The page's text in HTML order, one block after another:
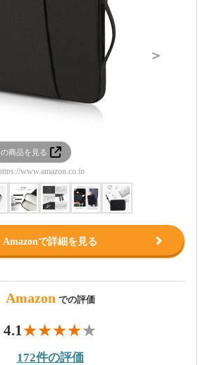
の商品を見る
www.amazon.co.jp
＞
Amazonで詳細を見る
Amazon での評価
4.1
172件の評価